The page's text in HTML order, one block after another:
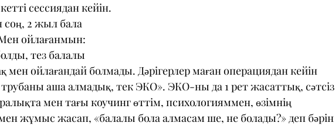
сессиядан кейін.
2 жыл бала
ойлағанмын:
тез балалы
мен ойлағандай болмады. Дәрігерлер маған операциядан кейін
трубаны аша алмадық, тек ЭКО». ЭКО-ны да 1 рет жасаттық, сәтсіз
мен тағы коучинг өттім, психологияммен, өзімнің
жұмыс жасап, «балалы бола алмасам ше, не болады?» деп бәрін